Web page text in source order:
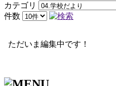
カテゴリ
件数
ただいま編集中です！